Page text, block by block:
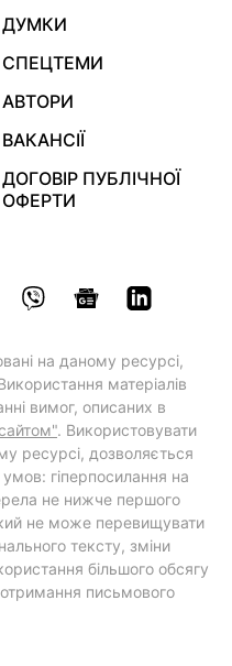
ДУМКИ
СПЕЦТЕМИ
АВТОРИ
ВАКАНСІЇ
ДОГОВІР ПУБЛІЧНОЇ
ОФЕРТИ
на даному ресурсі,
матеріалів
вимог, описаних в
. Використовувати
ресурсі, дозволяється
гіперпосилання на
не нижче першого
не може перевищувати
тексту, зміни
більшого обсягу
письмового